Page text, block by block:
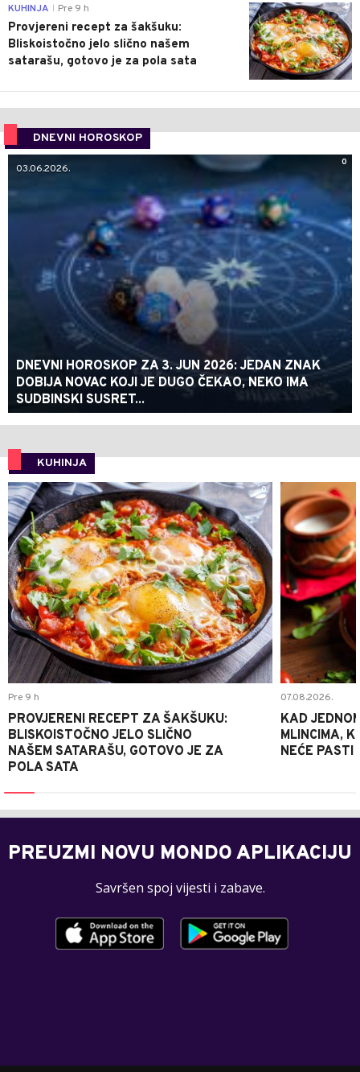
0
KUHINJA Pre 9 h
Provjereni recept za šakšuku:
Bliskoistočno jelo slično našem
satarašu, gotovo je za pola sata
DNEVNI HOROSKOP
0
03.06.2026.
DNEVNI HOROSKOP ZA 3. JUN 2026: JEDAN ZNAK
DOBIJA NOVAC KOJI JE DUGO ČEKAO, NEKO IMA
SUDBINSKI SUSRET...
KUHINJA
0
Pre 9 h
PROVJERENI RECEPT ZA ŠAKŠUKU:
BLISKOISTOČNO JELO SLIČNO
NAŠEM SATARAŠU, GOTOVO JE ZA
POLA SATA
07.08.2026.
KAD
MLINCIMA,
NEĆE PASTI
PREUZMI NOVU MONDO APLIKACIJU
Savršen spoj vijesti i zabave.